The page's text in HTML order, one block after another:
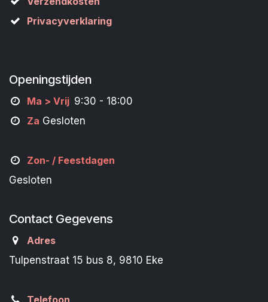
Privacyverklaring
Openingstijden
Ma > Vrij 9:30 - 18:00
Za Gesloten
Zon- / Feestdagen
Gesloten
Contact Gegevens
Adres
Tulpenstraat 15 bus 8, 9810 Eke
Telefoon